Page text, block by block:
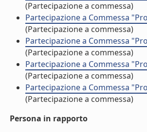
(Partecipazione a commessa)
Partecipazione a Commessa
(Partecipazione a commessa)
Partecipazione a Commessa
(Partecipazione a commessa)
Partecipazione a Commessa
(Partecipazione a commessa)
Partecipazione a Commessa
(Partecipazione a commessa)
Persona in rapporto